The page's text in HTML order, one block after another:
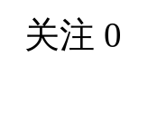
关注 0